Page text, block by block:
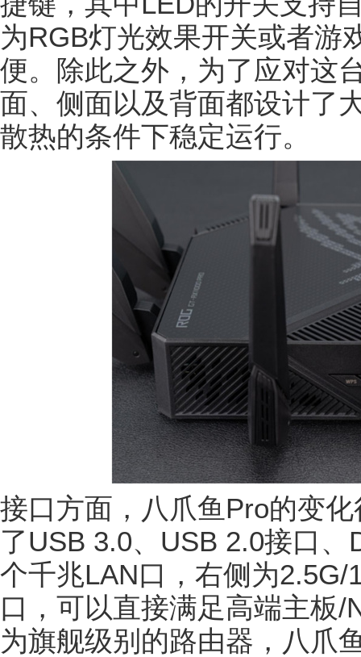
为RGB灯光效果开关或者游
便。除此之外，为了应对这
面、侧面以及背面都设计了
散热的条件下稳定运行。
接口方面，八爪鱼Pro的变
了USB 3.0、USB 2.0接口
个千兆LAN口，右侧为
口，可以直接满足高端主板/
为旗舰级别的路由器，八爪